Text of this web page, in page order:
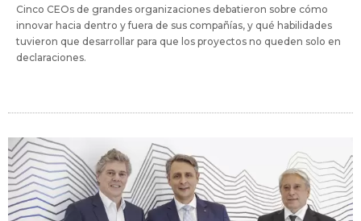
Cinco CEOs de grandes organizaciones debatieron sobre cómo
innovar hacia dentro y fuera de sus compañías, y qué habilidades
tuvieron que desarrollar para que los proyectos no queden solo en
declaraciones.